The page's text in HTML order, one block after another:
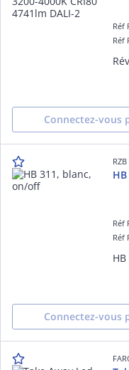
Réf
Réf
Connectez-vous
RZB
Réf
Réf
Connectez-vous